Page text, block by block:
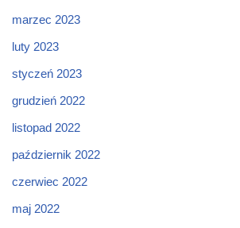
marzec 2023
luty 2023
styczeń 2023
grudzień 2022
listopad 2022
październik 2022
czerwiec 2022
maj 2022